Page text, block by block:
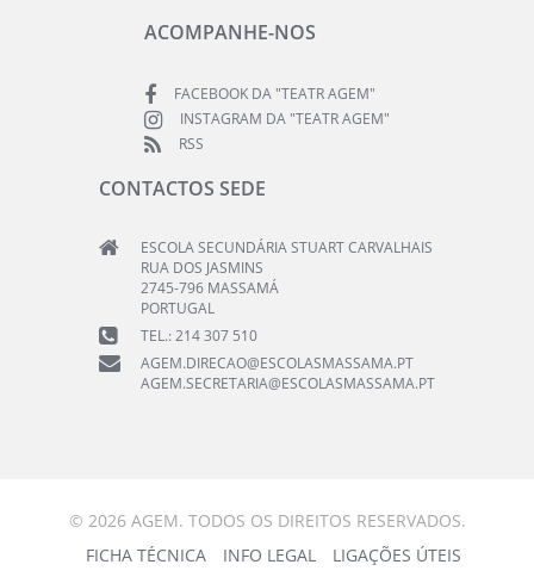
ACOMPANHE-NOS
FACEBOOK DA "TEATR AGEM"
INSTAGRAM DA "TEATR AGEM"
RSS
CONTACTOS SEDE
ESCOLA SECUNDÁRIA STUART CARVALHAIS
RUA DOS JASMINS
2745-796 MASSAMÁ
PORTUGAL
TEL.: 214 307 510
AGEM.DIRECAO@ESCOLASMASSAMA.PT
AGEM.SECRETARIA@ESCOLASMASSAMA.PT
© 2026 AGEM. TODOS OS DIREITOS RESERVADOS.
FICHA TÉCNICA
INFO LEGAL
LIGAÇÕES ÚTEIS